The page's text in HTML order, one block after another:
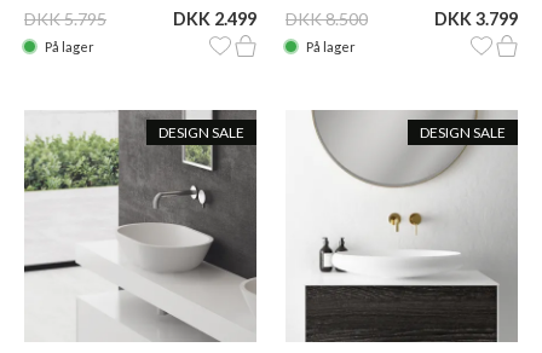
DKK 5.795 DKK 2.499
På lager
DKK 8.500 DKK 3.799
På lager
DESIGN SALE DESIGN SALE